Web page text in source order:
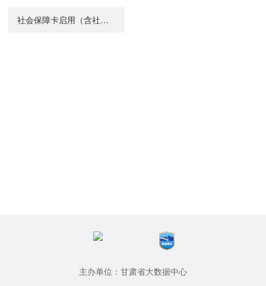
社会保障卡启用（含社会保障卡银行账户激活）
主办单位：甘肃省大数据中心